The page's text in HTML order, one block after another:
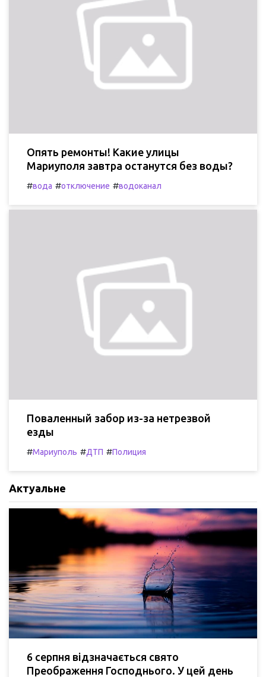
Опять ремонты! Какие улицы
Мариуполя завтра останутся без воды?
#вода #отключение #водоканал
Поваленный забор из-за нетрезвой
езды
#Мариуполь #ДТП #Полиция
Актуальне
6 серпня відзначається свято
Преображення Господнього. У цей день